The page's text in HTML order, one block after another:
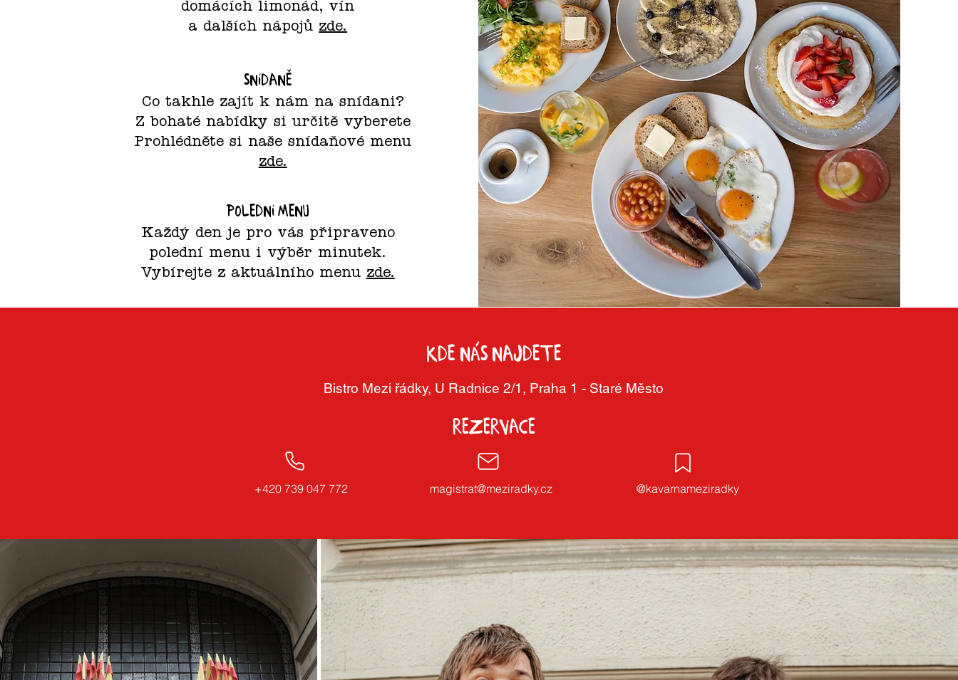
domácích limonád, vín
a dalších nápojůzde.
Snídaně
Co takhle zajít k nám na snídani?
Z bohaté nabídky si určitě vyberete
Prohlédněte si naše snídaňové menu
zde.
Polední menu
Každý den je pro vás připraveno
polední menu i výběr minutek.
Vybírejte z aktuálního menuzde.
kde nás najdete
Bistro Mezi řádky, U Radnice 2/1, Praha 1 - Staré Město
Rezervace
+420 739 047 772 magistrat@meziradky.cz @kavarnameziradky